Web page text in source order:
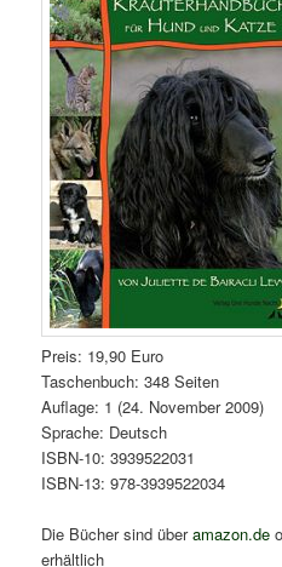
Preis: 19,90 Euro
Taschenbuch: 348 Seiten
Auflage: 1 (24. November 2009)
Sprache: Deutsch
ISBN-10: 3939522031
ISBN-13: 978-3939522034
Die Bücher sind überamazon.de
erhältlich